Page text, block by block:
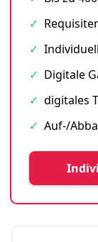
✓
✓
✓ Digitale
✓ digitales
✓ Auf-/